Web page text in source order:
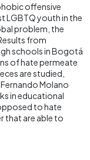
offensive
LGBTQ youth in the
problem, the
from
schools in Bogotá
of hate permeate
are studied,
Molano
in educational
to hate
that are able to